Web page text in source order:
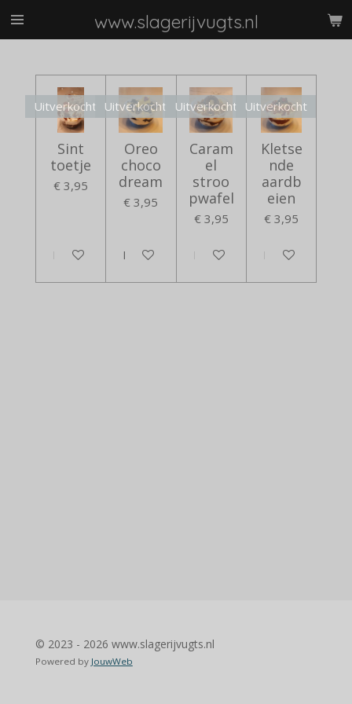
Ga
hoofdinhoud
www.slagerijvugts.nl
Uitverkocht
Sint
toetje
€ 3,95
Houd mij op de hoogte
Uitverkocht
Oreo
choco
dream
€ 3,95
Houd mij op de hoogte
Uitverkocht
Caram
el
stroo
pwafel
€ 3,95
Houd mij op de hoogte
Uitverkocht
Kletse
nde
aardb
eien
€ 3,95
Houd mij op de
© 2023 - 2026 www.slagerijvugts.nl
Powered by JouwWeb